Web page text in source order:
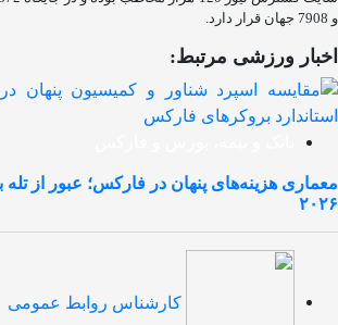
و 7908 جهان قرار دارد.
اخبار ورزشی مرتبط:
معماری هزینه‌های پنهان در فارکس؛ عبور از
۲۰۲۶
کارشناس روابط عمومی